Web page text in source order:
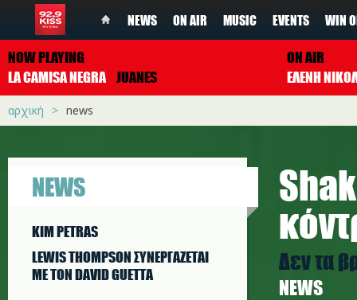
NEWS ON AIR MUSIC EVENTS WIN
NOW PLAYING
LA CAMISA NEGRA JUANES
ON AIR
ΕΛΕΝΗ
αρχική news
NEWS
KIM PETRAS
LEWIS THOMPSON ΣΥΝΕΡΓAΖΕΤΑΙ
ΜΕ ΤΟΝ DAVID GUETTA
Δεν τα
NEWS